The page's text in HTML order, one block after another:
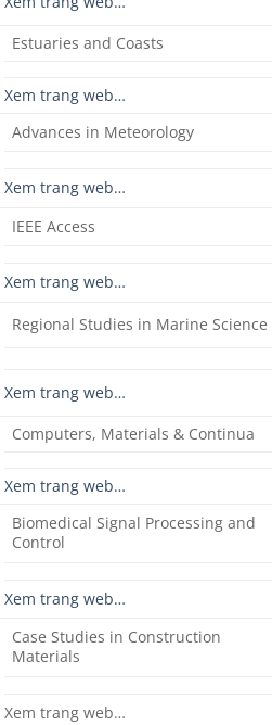
Estuaries and Coasts
Xem trang web…
Advances in Meteorology
Xem trang web…
IEEE Access
Xem trang web…
Regional Studies in Marine Science
Xem trang web…
Computers, Materials & Continua
Xem trang web…
Biomedical Signal Processing and
Control
Xem trang web…
Case Studies in Construction
Materials
Xem trang web…